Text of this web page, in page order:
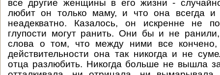
все другие женщины в его жизни -
любит он только маму, и что она всегда и
неадекватно. Казалось, он искренне не
глупости могут ранить. Они бы и не
слова о том, что между ними все
действительности она так никогда и не
отца разлюбить. Никогда больше не вышла